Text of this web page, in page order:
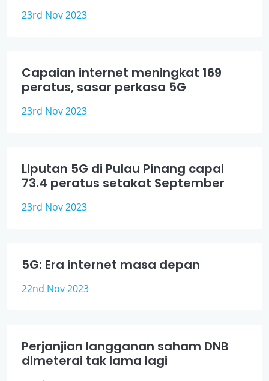
23rd Nov 2023
Capaian internet meningkat 169
peratus, sasar perkasa 5G
23rd Nov 2023
Liputan 5G di Pulau Pinang capai
73.4 peratus setakat September
23rd Nov 2023
5G: Era internet masa depan
22nd Nov 2023
Perjanjian langganan saham DNB
dimeterai tak lama lagi